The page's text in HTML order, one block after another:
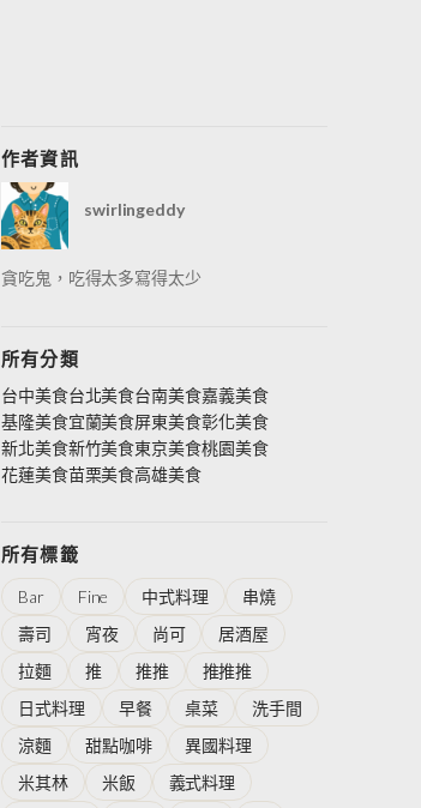
作者資訊
swirlingeddy
貪吃鬼，吃得太多寫得太少
所有分類
台中美食台北美食台南美食嘉義美食
基隆美食宜蘭美食屏東美食彰化美食
新北美食新竹美食東京美食桃園美食
花蓮美食苗栗美食高雄美食
所有標籤
Bar Fine 中式料理
串燒
壽司
宵夜 尚可
居酒屋
拉麵
推 推推
推推推
日式料理
早餐 桌菜
洗手間
涼麵
甜點咖啡
異國料理
米其林
米飯
義式料理